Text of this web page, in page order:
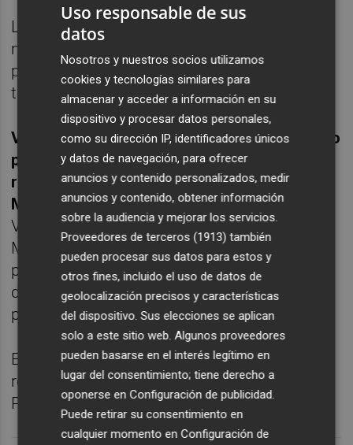
Las obras la está haciendo "una empresa
municipal, y a su cargo, con lo que
paralizarlas no es más que descolgar el
teléfono de la Alcaldía", afirma Gestoso.
Vox también presentó este lunes un escrito
pidiendo la paralización inmediata y la
reversión de las obras del Plan de
Movilidad.Este martes, los concejales de
VOX han recorrido las obras del Plan de
Movilidad, comprobando que "están todas a
pleno rendimiento, a pesar del compromiso
del alcalde en campaña de paralizarlas el
primer día de su mandato".
En los próximos días Vox tiene previsto
reunirse con los vecinos afectados por el
Plan de Movilidad.
Uso responsable de sus
datos
Nosotros y nuestros socios utilizamos
cookies y tecnologías similares para
almacenar y acceder a información en su
dispositivo y procesar datos personales,
como su dirección IP, identificadores únicos
y datos de navegación, para ofrecer
anuncios y contenido personalizados, medir
anuncios y contenido, obtener información
sobre la audiencia y mejorar los servicios.
Proveedores de terceros (1913) también
pueden procesar sus datos para estos y
otros fines, incluido el uso de datos de
geolocalización precisos y características
del dispositivo. Sus elecciones se aplican
solo a este sitio web. Algunos proveedores
pueden basarse en el interés legítimo en
lugar del consentimiento; tiene derecho a
oponerse enConfiguración de publicidad
Puede retirar su consentimiento en
cualquier momento enConfiguración de